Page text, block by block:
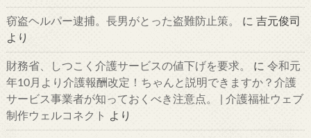
窃盗ヘルパー逮捕。長男がとった盗難防止策。 に 吉元俊司
より
財務省、しつこく介護サービスの値下げを要求。 に 令和元
年10月より介護報酬改定！ちゃんと説明できますか？介護
サービス事業者が知っておくべき注意点。 | 介護福祉ウェブ
制作ウェルコネクト
より